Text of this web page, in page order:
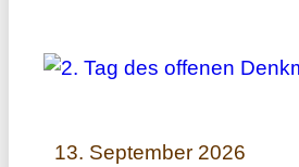
13. September 2026